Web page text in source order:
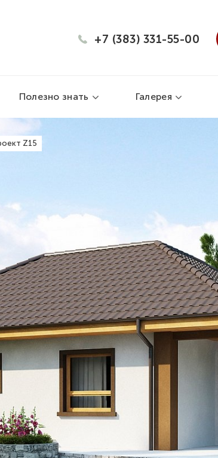
+7 (383) 331-55-00
Полезно знать Галерея
Z15